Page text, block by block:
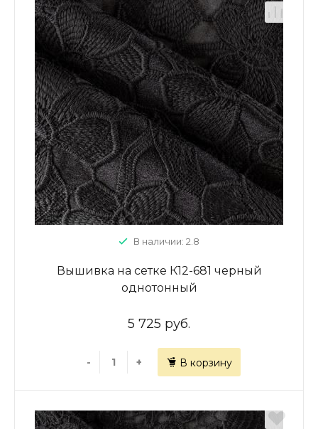
В наличии: 2.8
Вышивка на сетке К12-681 черный
однотонный
5 725 руб.
- + В корзину